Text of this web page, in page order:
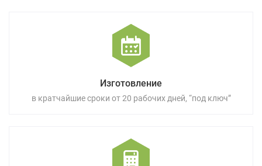
Изготовление
в кратчайшие сроки от 20 рабочих дней, “под ключ”